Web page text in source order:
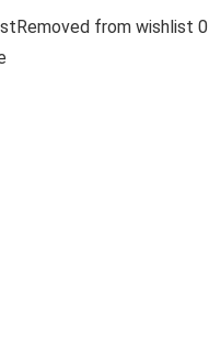
from wishlist 0